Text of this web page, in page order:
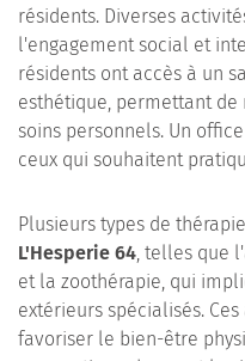
résidents. Diverses
l'engagement social et
résidents ont accès à un
esthétique, permettant
soins personnels. Un
ceux qui souhaitent
Plusieurs types de
L'Hesperie 64, telles que
et la zoothérapie, qui
extérieurs spécialisés.
favoriser le bien-être